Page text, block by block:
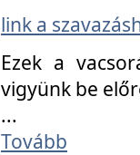
link a
Ezek a
vigyünk be
...
Tovább